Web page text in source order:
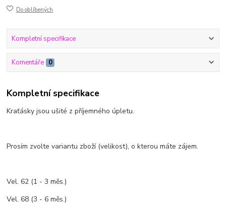
Do oblíbených
Kompletní specifikace
Komentáře 0
Kompletní specifikace
Kraťásky jsou ušité z příjemného úpletu.
Prosím zvolte variantu zboží (velikost), o kterou máte zájem.
Vel. 62 (1 - 3 měs.)
Vel. 68 (3 - 6 měs.)